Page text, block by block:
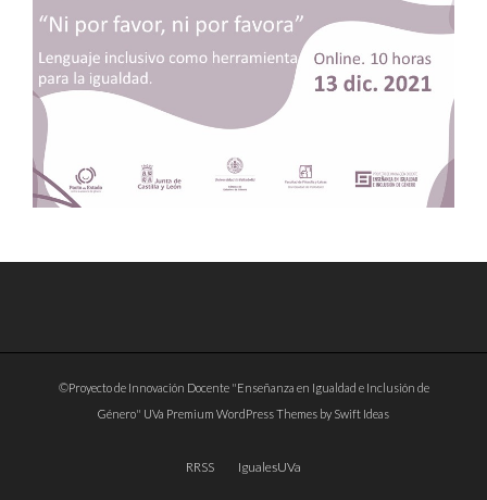
©Proyecto de Innovación Docente "Enseñanza en Igualdad e Inclusión de
Género" UVa Premium WordPress Themes by Swift Ideas
RRSS IgualesUVa